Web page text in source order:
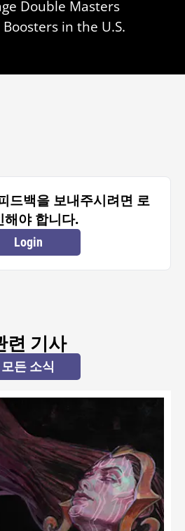
Double Masters
in the U.S.
드백을 보내주시려면 로
해야 합니다.
Login
련 기사
모든 소식